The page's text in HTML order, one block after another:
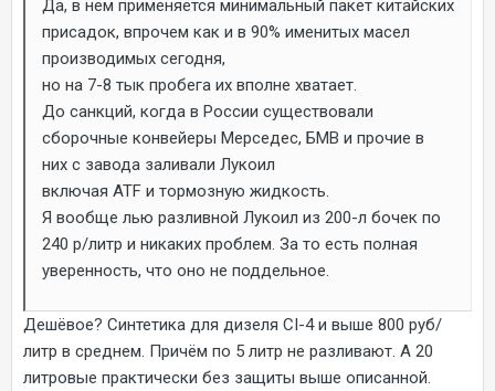
Да, в нём применяется минимальный пакет китайских
присадок, впрочем как и в 90% именитых масел
производимых сегодня,
но на 7-8 тык пробега их вполне хватает.
До санкций, когда в России существовали
сборочные конвейеры Мерседес, БМВ и прочие в
них с завода заливали Лукоил
включая АТF и тормозную жидкость.
Я вообще лью разливной Лукоил из 200-л бочек по
240 р/литр и никаких проблем. За то есть полная
уверенность, что оно не поддельное.
Дешёвое? Синтетика для дизеля СI-4 и выше 800 руб/
литр в среднем. Причём по 5 литр не разливают. А 20
литровые практически без защиты выше описанной.